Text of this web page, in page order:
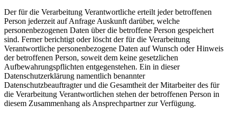
Der für die Verarbeitung Verantwortliche erteilt jeder betroffenen
Person jederzeit auf Anfrage Auskunft darüber, welche
personenbezogenen Daten über die betroffene Person gespeichert
sind. Ferner berichtigt oder löscht der für die Verarbeitung
Verantwortliche personenbezogene Daten auf Wunsch oder Hinweis
der betroffenen Person, soweit dem keine gesetzlichen
Aufbewahrungspflichten entgegenstehen. Ein in dieser
Datenschutzerklärung namentlich benannter
Datenschutzbeauftragter und die Gesamtheit der Mitarbeiter des für
die Verarbeitung Verantwortlichen stehen der betroffenen Person in
diesem Zusammenhang als Ansprechpartner zur Verfügung.